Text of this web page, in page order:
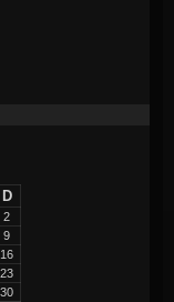
D
2
9
16
23
30